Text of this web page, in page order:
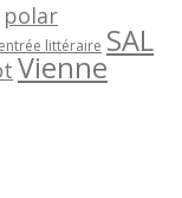
polar
littéraire SAL
Vienne